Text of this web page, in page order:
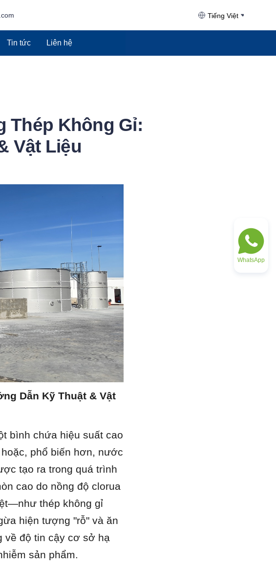
Tiếng Việt
Tin tức Liên hệ
Thép Không Gỉ:
Vật Liệu
Dẫn Kỹ Thuật & Vật
bình chứa hiệu suất cao
phổ biến hơn, nước
tạo ra trong quá trình
cao do nồng độ clorua
thép không gỉ
hiện tượng "rỗ" và ăn
về độ tin cậy cơ sở hạ
sản phẩm.
WhatsApp